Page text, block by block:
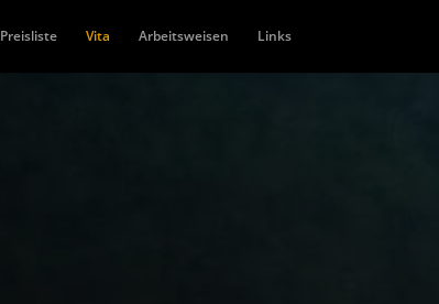
Preisliste Vita Arbeitsweisen Links